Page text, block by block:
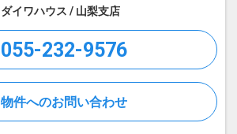
ダイワハウス / 山梨支店
055-232-9576
物件へのお問い合わせ